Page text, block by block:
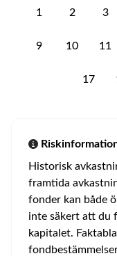
1 2 3
9 10 11
17
Historisk
framtida
fonder kan både
inte säkert att du
kapitalet.